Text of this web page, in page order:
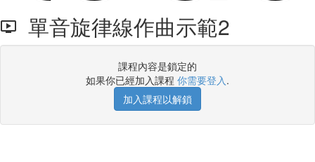
單音旋律線作曲示範2
課程內容是鎖定的
如果你已經加入課程 你需要登入.
加入課程以解鎖